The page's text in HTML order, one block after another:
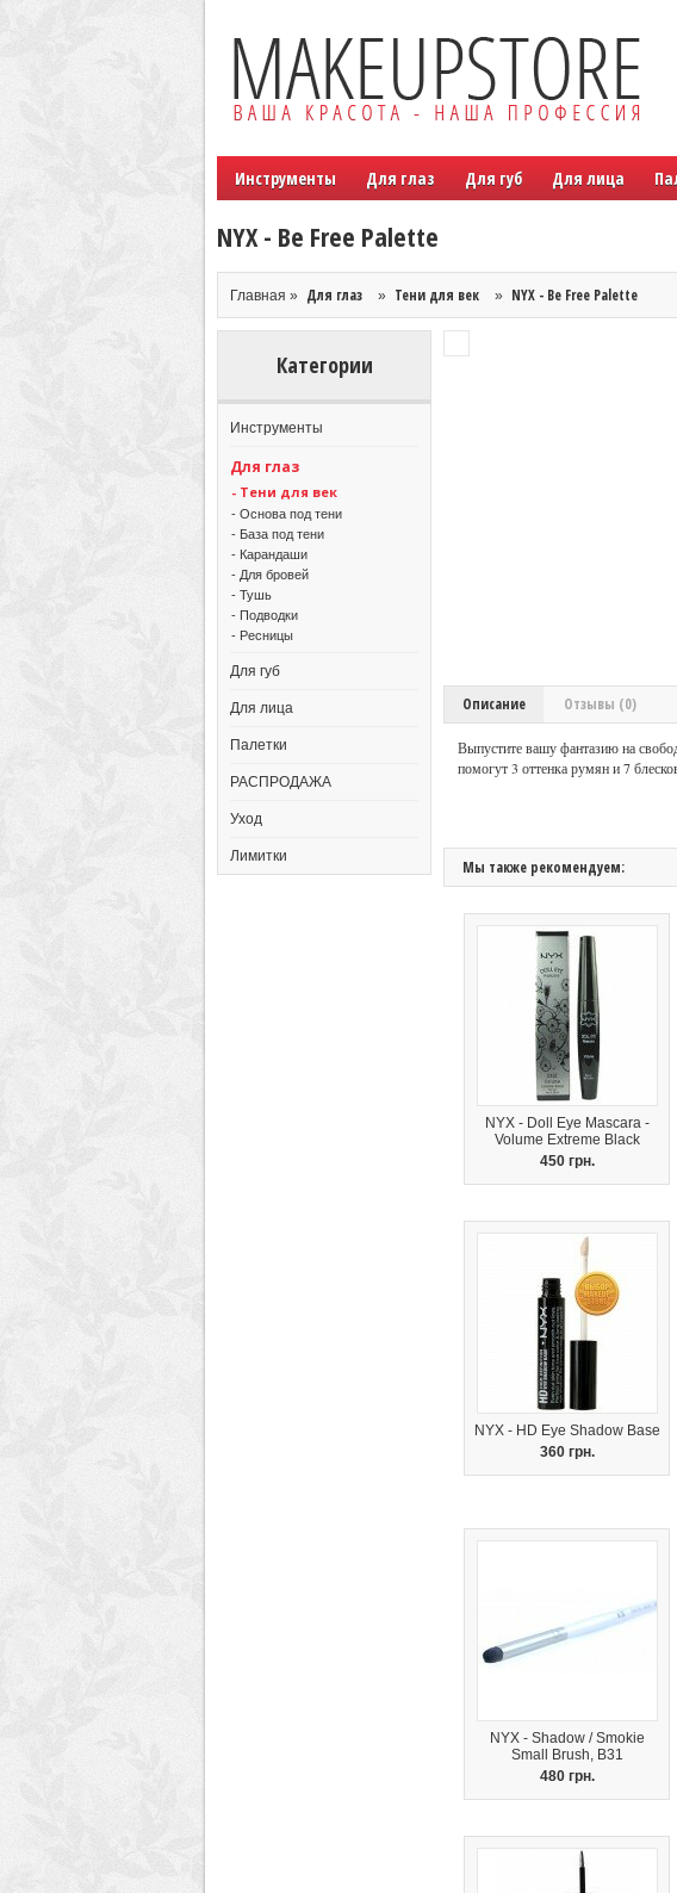
Инструменты Для глаз Для губ Для лица
NYX - Be Free Palette
Главная » Для глаз » Тени для век » NYX - Be Free Palette
Категории
Инструменты
Для глаз
- Тени для век
- Основа под тени
- База под тени
- Карандаши
- Для бровей
- Тушь
- Подводки
- Ресницы
Для губ
Для лица
Палетки
РАСПРОДАЖА
Уход
Лимитки
Описание Отзывы (0)
Выпустите вашу фантазию на
помогут 3 оттенка румян и 7
Мы также рекомендуем:
NYX - Doll Eye Mascara -
Volume Extreme Black
450 грн.
NYX - HD Eye Shadow Base
360 грн.
NYX - Shadow / Smokie
Small Brush, B31
480 грн.